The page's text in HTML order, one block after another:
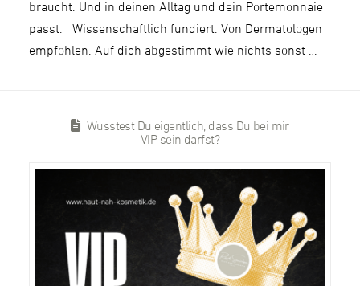
braucht. Und in deinen Alltag und dein Portemonnaie
passt. Wissenschaftlich fundiert. Von Dermatologen
empfohlen. Auf dich abgestimmt wie nichts sonst …
Wusstest Du eigentlich, dass Du bei mir
VIP sein darfst?